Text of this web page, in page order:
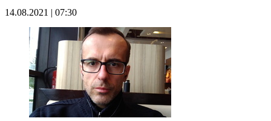
14.08.2021 | 07:30